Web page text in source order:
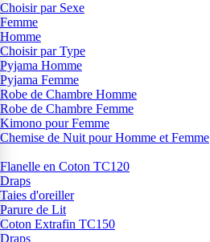
Choisir par Sexe
Femme
Homme
Choisir par Type
Pyjama Homme
Pyjama Femme
Robe de Chambre Homme
Robe de Chambre Femme
Kimono pour Femme
Chemise de Nuit pour Homme et Femme
Flanelle en Coton TC120
Draps
Taies d'oreiller
Parure de Lit
Coton Extrafin TC150
Draps